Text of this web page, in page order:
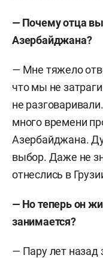
—Почему отца
Азербайджана?
— Мне тяжело
что мы не
не
много времени
Азербайджана.
выбор. Даже не
отнеслись в
—Но теперь он
занимается?
— Пару лет назад